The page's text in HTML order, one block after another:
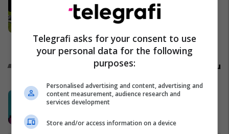
Çifti i ri nga Zvicra zhvendoset në
Kosovë dhe hap kamping familjar:
Telegrafi Zvicer
Reklamo këtu
Swinto – Financimi digjital në pak
minuta
Swinto
Telegrafi asks for your consent to use
your personal data for the following
purposes:
Personalised advertising and content, advertising and
content measurement, audience research and
services development
Store and/or access information on a device